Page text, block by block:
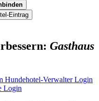
Eintrag
Gasthaus
Hundehotel-Verwalter Login
Login